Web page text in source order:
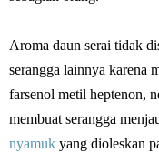
Aroma daun serai tidak
serangga lainnya karena
farsenol metil heptenon,
membuat serangga
nyamuk yang dioleskan